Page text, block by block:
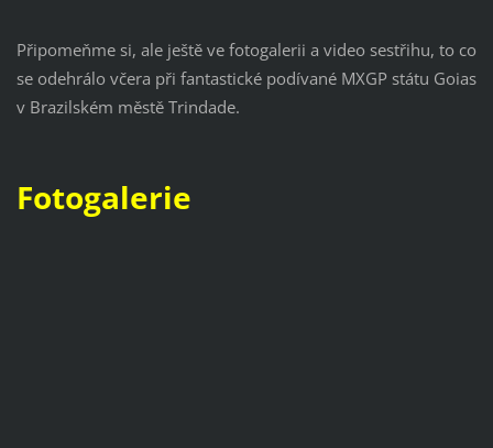
Připomeňme si, ale ještě ve fotogalerii a video sestřihu, to co
se odehrálo včera při fantastické podívané MXGP státu Goias
v Brazilském městě Trindade.
Fotogalerie